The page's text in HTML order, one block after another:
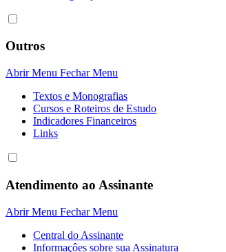
Outros
Abrir Menu Fechar Menu
Textos e Monografias
Cursos e Roteiros de Estudo
Indicadores Financeiros
Links
Atendimento ao Assinante
Abrir Menu Fechar Menu
Central do Assinante
Informaçôes sobre sua Assinatura